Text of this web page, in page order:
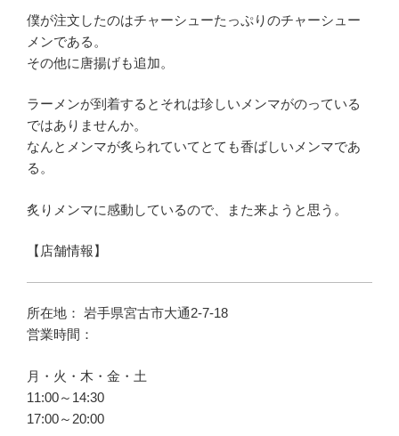
僕が注文したのはチャーシューたっぷりのチャーシュー
メンである。
その他に唐揚げも追加。
ラーメンが到着するとそれは珍しいメンマがのっている
ではありませんか。
なんとメンマが炙られていてとても香ばしいメンマであ
る。
炙りメンマに感動しているので、また来ようと思う。
【店舗情報】
所在地： 岩手県宮古市大通2-7-18
営業時間：
月・火・木・金・土
11:00～14:30
17:00～20:00